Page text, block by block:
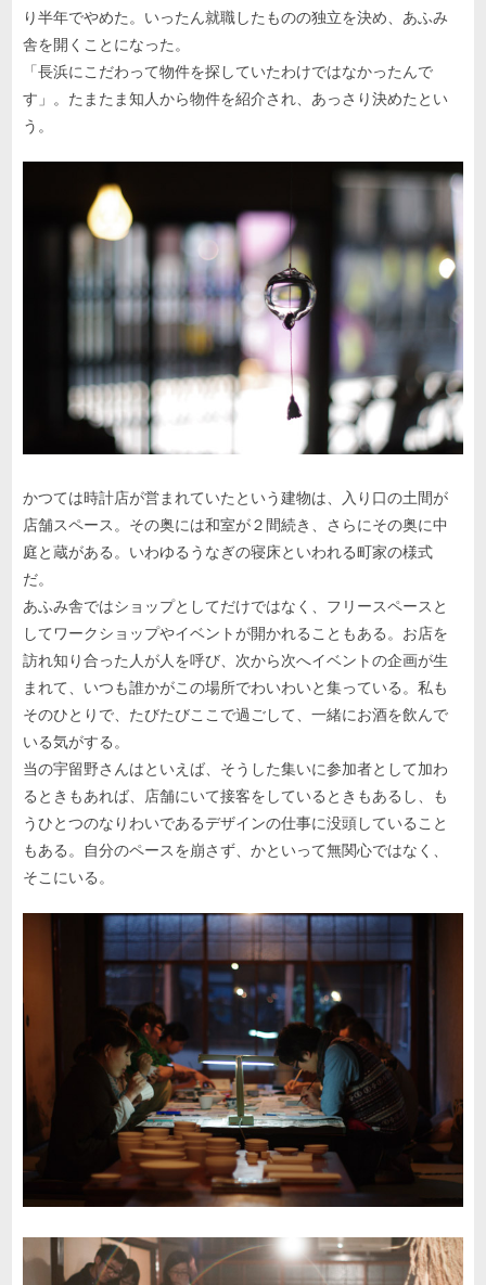
り半年でやめた。いったん就職したものの独立を決め、あふみ
舎を開くことになった。
「長浜にこだわって物件を探していたわけではなかったんで
す」。たまたま知人から物件を紹介され、あっさり決めたとい
う。
かつては時計店が営まれていたという建物は、入り口の土間が
店舗スペース。その奥には和室が２間続き、さらにその奥に中
庭と蔵がある。いわゆるうなぎの寝床といわれる町家の様式
だ。
あふみ舎ではショップとしてだけではなく、フリースペースと
してワークショップやイベントが開かれることもある。お店を
訪れ知り合った人が人を呼び、次から次へイベントの企画が生
まれて、いつも誰かがこの場所でわいわいと集っている。私も
そのひとりで、たびたびここで過ごして、一緒にお酒を飲んで
いる気がする。
当の宇留野さんはといえば、そうした集いに参加者として加わ
るときもあれば、店舗にいて接客をしているときもあるし、も
うひとつのなりわいであるデザインの仕事に没頭していること
もある。自分のペースを崩さず、かといって無関心ではなく、
そこにいる。